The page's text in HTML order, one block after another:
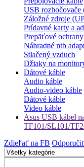
USB rozbočovače
Záložné zdroje
Prídavné karty a
Prepäťové ochrany
Náhradné ntb
Stlačený vzduch
Džiaky na
Dátové káble
Audio káble
Audio-video káble
Dátové káble
Video káble
Asus USB kábel
TF101/SL101/
Zdieľať na FB